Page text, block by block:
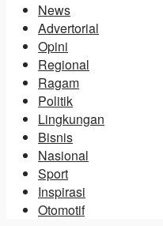
News
Advertorial
Opini
Regional
Ragam
Politik
Lingkungan
Bisnis
Nasional
Sport
Inspirasi
Otomotif